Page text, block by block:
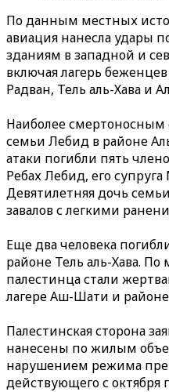
По данным местных
авиация нанесла удары
зданиям в западной и
включая лагерь
Радван, Тель аль-Хава и
Наиболее
семьи Лебид в районе
атаки погибли пять
Ребах Лебид, его
Девятилетняя дочь
завалов с легкими
Еще два человека
районе Тель аль-Хава.
палестинца стали
лагере Аш-Шати и
Палестинская сторона
нанесены по жилым
нарушением режима
действующего с октября